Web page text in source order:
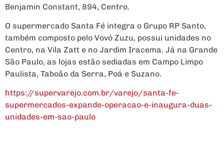
Benjamin Constant, 894, Centro.
O supermercado Santa Fé integra o Grupo RP Santo,
também composto pelo Vovó Zuzu, possui unidades no
Centro, na Vila Zatt e no Jardim Iracema. Já na Grande
São Paulo, as lojas estão sediadas em Campo Limpo
Paulista, Taboão da Serra, Poá e Suzano.
https://supervarejo.com.br/varejo/santa-fe-
supermercados-expande-operacao-e-inaugura-duas-
unidades-em-sao-paulo